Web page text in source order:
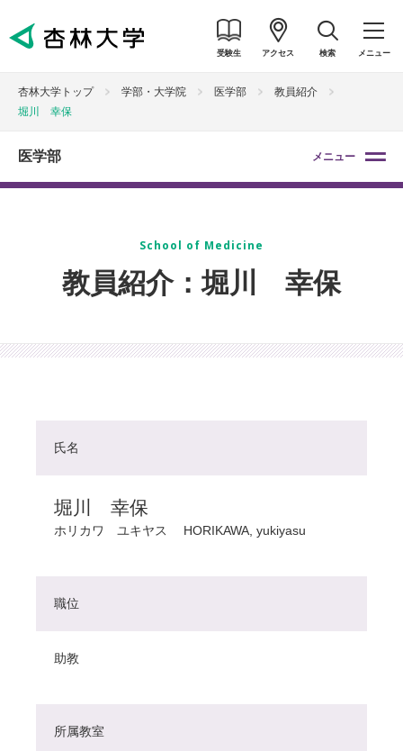
受験生 アクセス 検索 メニュー
杏林大学トップ 学部・大学院 医学部
教員紹介
堀川 幸保
医学部 メニュー
School of Medicine
教員紹介：堀川 幸保
氏名
堀川 幸保
ホリカワ ユキヤス HORIKAWA, yukiyasu
職位
助教
所属教室